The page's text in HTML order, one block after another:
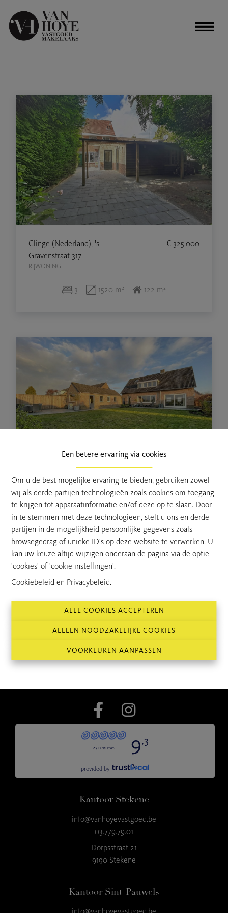
Een betere ervaring via cookies
Om u de best mogelijke ervaring te bieden, gebruiken zowel
wij als derde partijen technologieën zoals cookies om toegang
te krijgen tot apparaatinformatie en/of deze op te slaan. Door
in te stemmen met deze technologieën, stelt u ons en derde
partijen in de mogelijkheid persoonlijke gegevens zoals
browsegedrag of unieke ID's op deze website te verwerken. U
kan uw keuze altijd wijzigen onderaan de pagina via de optie
'cookies' of 'cookie instellingen'.
Cookiebeleid en Privacybeleid.
ALLE COOKIES ACCEPTEREN
ALLEEN NOODZAKELIJKE COOKIES
VOORKEUREN AANPASSEN
Clinge (Nederland), 's-
Gravenstraat 317
RIJWONING
€ 325.000
3 1520 m² 122 m²
Clinge (Nederland), Ruysdaelstraat
52
OPEN BEBOUWING
€ 624.000
3 739 m² 204 m²
Kantoor Stekene
info@vanhoyevastgoed.be
03.779.79.01
Dorpsstraat 21
9190 Stekene
Kantoor Sint-Pauwels
info@vanhoyevastgoed.be